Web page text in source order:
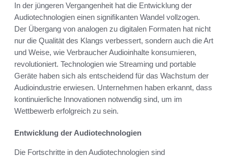
In der jüngeren Vergangenheit hat die Entwicklung der
Audiotechnologien einen signifikanten Wandel vollzogen.
Der Übergang von analogen zu digitalen Formaten hat nicht
nur die Qualität des Klangs verbessert, sondern auch die Art
und Weise, wie Verbraucher Audioinhalte konsumieren,
revolutioniert. Technologien wie Streaming und portable
Geräte haben sich als entscheidend für das Wachstum der
Audioindustrie erwiesen. Unternehmen haben erkannt, dass
kontinuierliche Innovationen notwendig sind, um im
Wettbewerb erfolgreich zu sein.
Entwicklung der Audiotechnologien
Die Fortschritte in den Audiotechnologien sind